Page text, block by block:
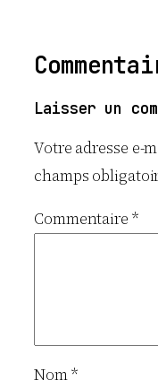
Laisser un
Votre adresse e-
champs
Commentaire *
Nom*